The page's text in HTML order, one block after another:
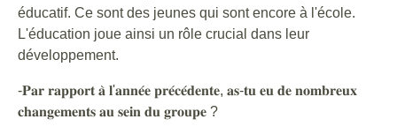
éducatif. Ce sont des jeunes qui sont encore à l'école.
L'éducation joue ainsi un rôle crucial dans leur
développement.
-𝐏𝐚𝐫 𝐫𝐚𝐩𝐩𝐨𝐫𝐭 𝐚̀ 𝐥'𝐚𝐧𝐧𝐞́𝐞 𝐩𝐫𝐞́𝐜𝐞́𝐝𝐞𝐧𝐭𝐞, 𝐚𝐬-𝐭𝐮 𝐞𝐮 𝐝𝐞 𝐧𝐨𝐦𝐛𝐫𝐞𝐮𝐱
𝐜𝐡𝐚𝐧𝐠𝐞𝐦𝐞𝐧𝐭𝐬 𝐚𝐮 𝐬𝐞𝐢𝐧 𝐝𝐮 𝐠𝐫𝐨𝐮𝐩𝐞 ?